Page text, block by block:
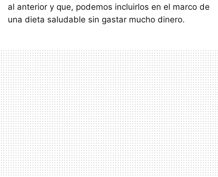
al anterior y que, podemos incluirlos en el marco de
una dieta saludable sin gastar mucho dinero.